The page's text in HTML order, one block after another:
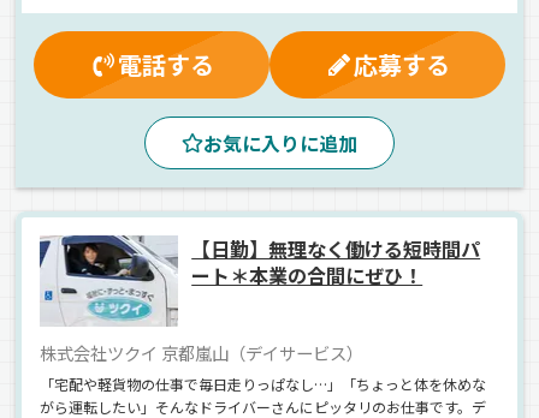
雇用保険
昇給 交通費支給
社員登用制度
厚生年金
夕方 朝
地場
バックアイモニター装備
AT可
カーナビ搭載
ワンボックス アルバイト
電話する 応募する
お気に入りに追加
【日勤】無理なく働ける短時間パ
ート＊本業の合間にぜひ！
株式会社ツクイ 京都嵐山（デイサービス）
「宅配や軽貨物の仕事で毎日走りっぱなし…」「ちょっと体を休めな
がら運転したい」そんなドライバーさんにピッタリのお仕事です。デ